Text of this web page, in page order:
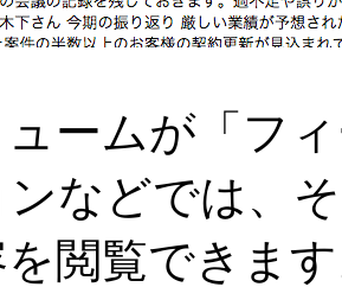
ームが「フ
などでは、
を閲覧できま